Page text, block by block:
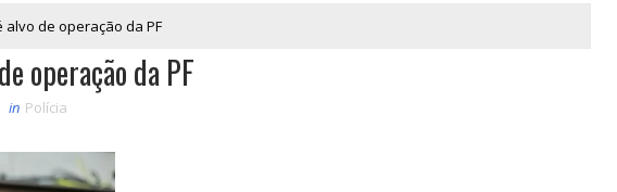
alvo de operação da PF
operação da PF
in Polícia